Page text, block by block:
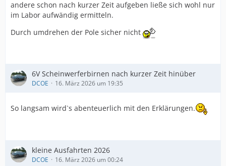
andere schon nach kurzer Zeit aufgeben ließe sich wohl nur
im Labor aufwändig ermitteln.
Durch umdrehen der Pole sicher nicht
6V Scheinwerferbirnen nach kurzer Zeit hinüber
DCOE 16. März 2026 um 19:35
So langsam wird`s abenteuerlich mit den Erklärungen.
kleine Ausfahrten 2026
DCOE 16. März 2026 um 00:24